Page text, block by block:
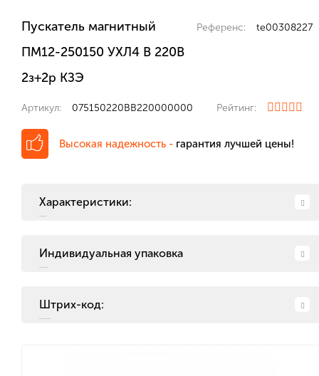
Пускатель магнитный
ПМ12-250150 УХЛ4 В 220В
2з+2р КЗЭ
Референс: te00308227
Артикул: 075150220ВВ220000000 Рейтинг:
Высокая надежность - гарантия лучшей цены!
Характеристики:
Индивидуальная упаковка
Штрих-код: